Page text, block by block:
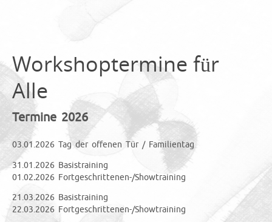
Workshoptermine für
Alle
Termine 2026
03.01.2026 Tag der offenen Tür / Familientag
31.01.2026 Basistraining
01.02.2026 Fortgeschrittenen-/Showtraining
21.03.2026 Basistraining
22.03.2026 Fortgeschrittenen-/Showtraining